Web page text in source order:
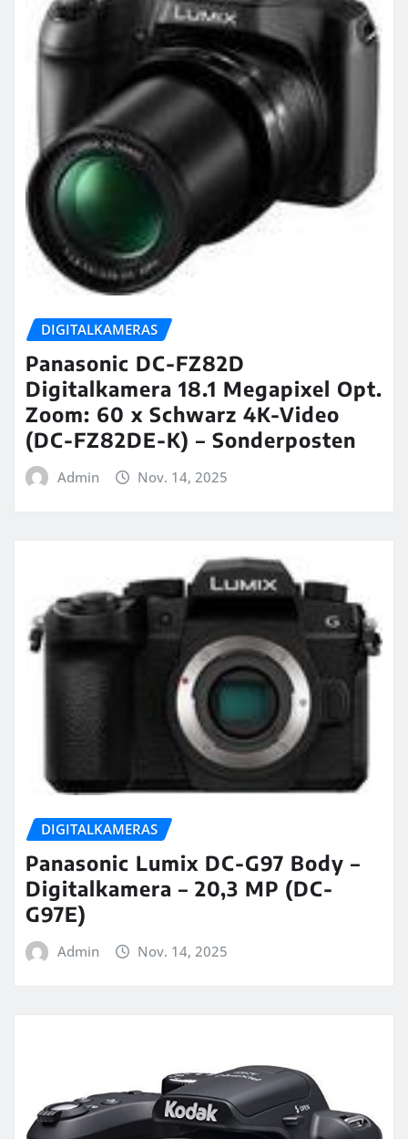
DIGITALKAMERAS
Panasonic DC-FZ82D
Digitalkamera 18.1 Megapixel Opt.
Zoom: 60 x Schwarz 4K-Video
(DC-FZ82DE-K) – Sonderposten
Admin Nov. 14, 2025
DIGITALKAMERAS
Panasonic Lumix DC-G97 Body –
Digitalkamera – 20,3 MP (DC-
G97E)
Admin Nov. 14, 2025